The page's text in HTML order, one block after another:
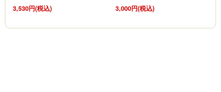
3,530円(税込) 3,000円(税込)